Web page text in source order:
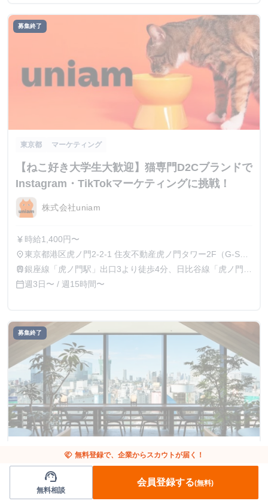
募集終了
東京都 マーケティング
【ねこ好き大学生大歓迎】猫専門D2Cブランドで
Instagram・TikTokマーケティングに挑戦！
株式会社uniam
currency_yen 時給1,400円〜
place東京都港区虎ノ門2-2-1 住友不動産虎ノ門タワー2F（G-STA
SQUARE）
train銀座線「虎ノ門駅」出口3より徒歩4分、日比谷線「虎ノ門ヒ
ルズ駅」 出口A2より徒歩3分
calendar_today週3日〜 / 週15時間〜
募集終了
デザイナー
ペットフードD2Cブランドを一緒に育ててくれる
仲間を探しています！🐶
handshake 無料登録で、企業からスカウトが届く！
support_agent
無料相談
会員登録する(無料)